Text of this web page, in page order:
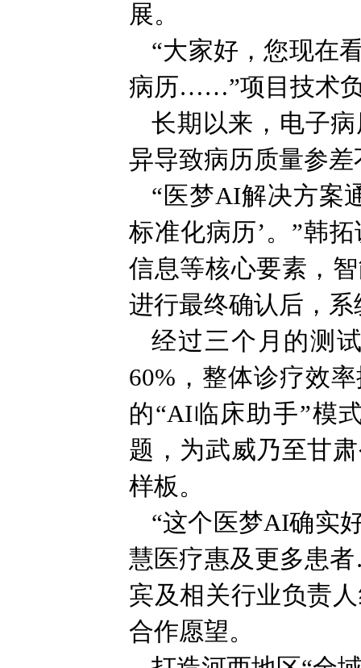
展。
“大家好，您现在
病历……”项目技术
长期以来，电子
异导致病历质量参
“医梦AI解决方案
标准化病历’。”韩
信息等核心要素，
进行最终确认后，
经过三个月的测
60%，整体诊疗效
的“AI临床助手”模
题，为武威乃至甘
样板。
“这个医梦AI确实
慧医疗惠及更多患
宾及相关行业负责
合作愿望。